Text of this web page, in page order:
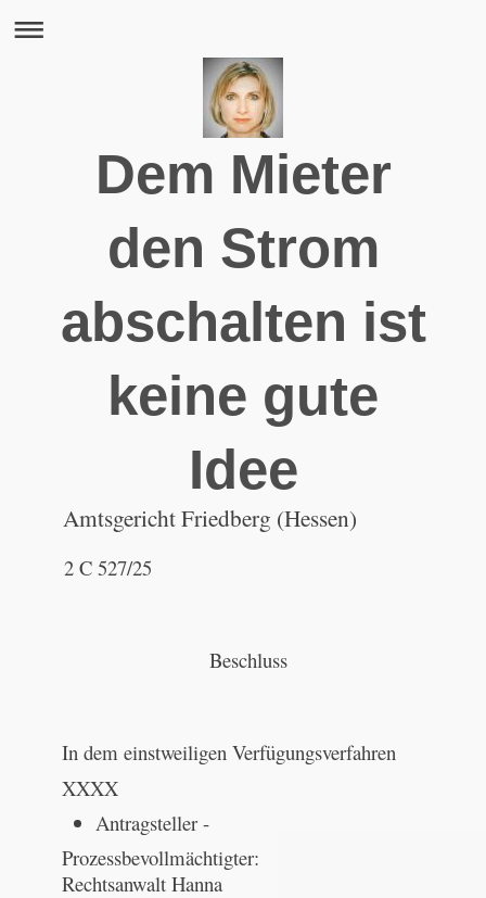
Dem Mieter
den Strom
abschalten ist
keine gute
Idee
Amtsgericht Friedberg (Hessen)
2 C 527/25
Beschluss
In dem einstweiligen Verfügungsverfahren
XXXX
Antragsteller -
Prozessbevollmächtigter:
Rechtsanwalt Hanna